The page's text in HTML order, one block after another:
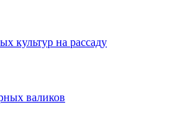
культур на рассаду
валиков